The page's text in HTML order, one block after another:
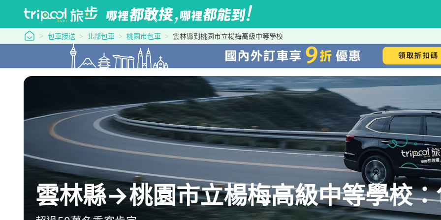
tripool 旅步
包車接送 北部包車 桃園市包車 雲林縣到桃園市立楊梅高級中等學校
雲林縣→桃園市立楊梅高級中等學校